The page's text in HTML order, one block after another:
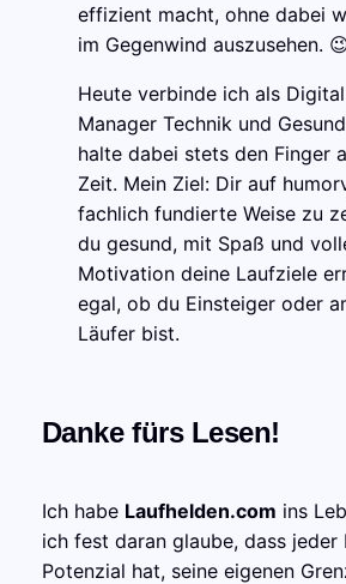
effizient macht, ohne dabei
im Gegenwind auszusehen.
Heute verbinde ich als
Manager Technik und
halte dabei stets den Finger
Zeit. Mein Ziel: Dir auf
fachlich fundierte Weise zu
du gesund, mit Spaß und
Motivation deine Laufziele
egal, ob du Einsteiger oder
Läufer bist.
Danke fürs Lesen!
Ich habe Laufhelden.com ins
ich fest daran glaube, dass jeder
Potenzial hat, seine eigenen